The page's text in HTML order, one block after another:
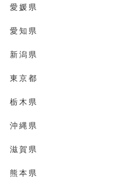
愛媛県
愛知県
新潟県
東京都
栃木県
沖縄県
滋賀県
熊本県